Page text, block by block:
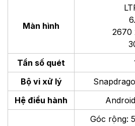
Màn hình
2670
Tần số quét
Bộ vi xử lý
Hệ điều hành
Góc rộng: